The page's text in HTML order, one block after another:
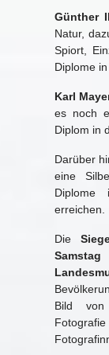
Günther
Natur,
Spiort,
Diplome
Karl
es noch
Diplom in
Darüber
eine
Diplome
erreichen.
Die
Bild von